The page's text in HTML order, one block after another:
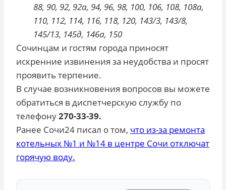
88, 90, 92, 92а, 94, 96, 98, 100, 106, 108, 108а,
110, 112, 114, 116, 118, 120, 143/3, 143/8,
145/13, 145д, 146а, 150
Сочинцам и гостям города приносят
искренние извинения за неудобства и просят
проявить терпение.
В случае возникновения вопросов вы можете
обратиться в диспетчерскую службу по
телефону270-33-39.
Ранее Сочи24 писал о том, что из-за ремонта
котельных №1 и №14 в центре Сочи отключат
горячую воду.